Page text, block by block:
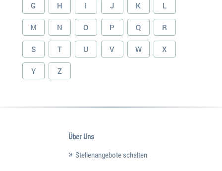
G H I J K L
M N O P Q R
S T U V W X
Y Z
Über Uns
Stellenangebote schalten